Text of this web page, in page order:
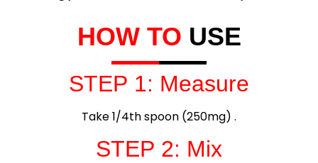
HOW TO USE
STEP 1: Measure
Take 1/4th spoon (250mg) .
STEP 2: Mix